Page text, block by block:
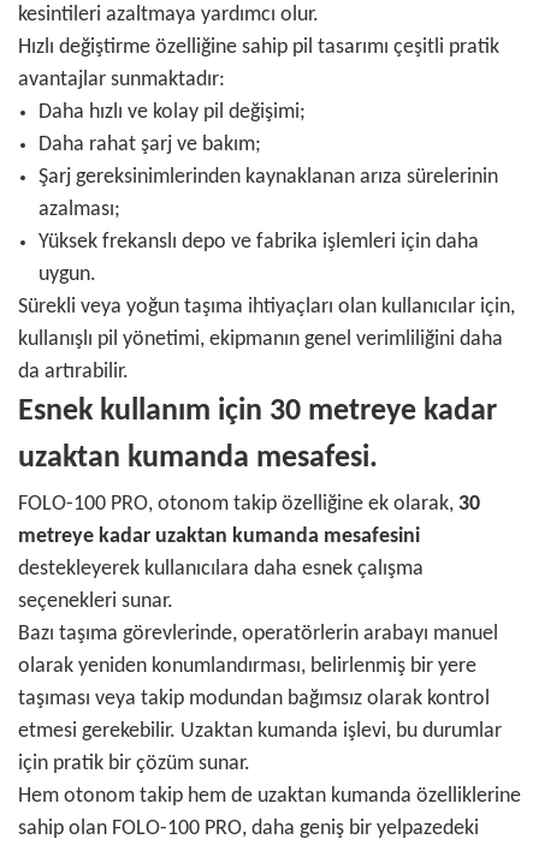
kesintileri azaltmaya yardımcı olur.
Hızlı değiştirme özelliğine sahip pil tasarımı çeşitli pratik
avantajlar sunmaktadır:
Daha hızlı ve kolay pil değişimi;
Daha rahat şarj ve bakım;
Şarj gereksinimlerinden kaynaklanan arıza sürelerinin
azalması;
Yüksek frekanslı depo ve fabrika işlemleri için daha
uygun.
Sürekli veya yoğun taşıma ihtiyaçları olan kullanıcılar için,
kullanışlı pil yönetimi, ekipmanın genel verimliliğini daha
da artırabilir.
Esnek kullanım için 30 metreye kadar
uzaktan kumanda mesafesi.
FOLO-100 PRO, otonom takip özelliğine ek olarak, 30
metreye kadar uzaktan kumanda mesafesini
destekleyerek kullanıcılara daha esnek çalışma
seçenekleri sunar.
Bazı taşıma görevlerinde, operatörlerin arabayı manuel
olarak yeniden konumlandırması, belirlenmiş bir yere
taşıması veya takip modundan bağımsız olarak kontrol
etmesi gerekebilir. Uzaktan kumanda işlevi, bu durumlar
için pratik bir çözüm sunar.
Hem otonom takip hem de uzaktan kumanda özelliklerine
sahip olan FOLO-100 PRO, daha geniş bir yelpazedeki